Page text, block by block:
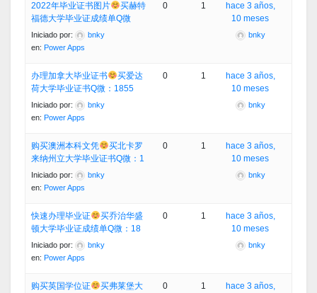
2022年毕业证书图片
买赫特
福德大学毕业证成绩单Q微
Iniciado por:
bnky
en: Power Apps
0 1
hace 3 años,
10 meses
bnky
办理加拿大毕业证书
买爱达
荷大学毕业证书Q微：1855
Iniciado por:
bnky
en: Power Apps
0 1
hace 3 años,
10 meses
bnky
购买澳洲本科文凭
买北卡罗
来纳州立大学毕业证书Q微：1
Iniciado por:
bnky
en: Power Apps
0 1
hace 3 años,
10 meses
bnky
快速办理毕业证
买乔治华盛
顿大学毕业证成绩单Q微：18
Iniciado por:
bnky
en: Power Apps
0 1
hace 3 años,
10 meses
bnky
购买英国学位证
买弗莱堡大
0 1
hace 3 años,